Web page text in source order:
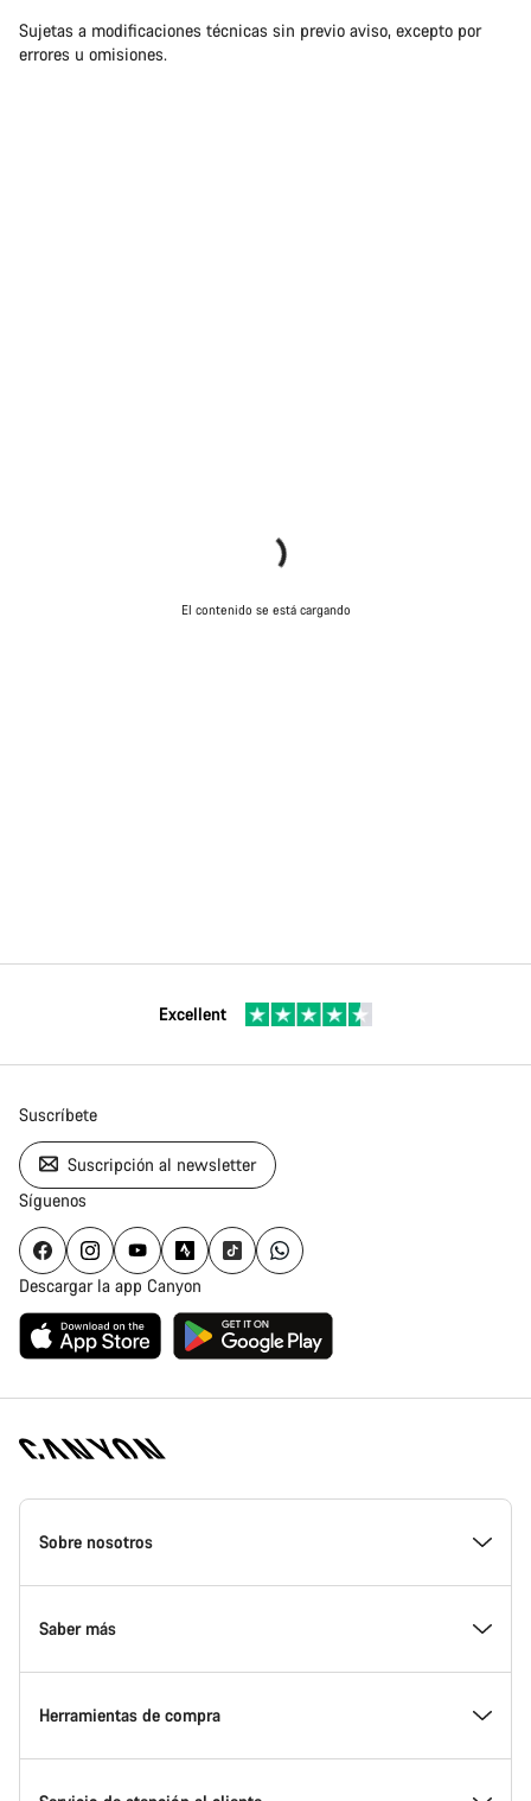
responsabilidades
Sujetas a modificaciones técnicas sin previo aviso, excepto por
errores u omisiones.
El contenido se está cargando
Excellent
Suscríbete
Suscripción al newsletter
Síguenos
Descargar la app Canyon
Canyon
Homepage
Sobre nosotros
Conoce Canyon
Innovación en Canyon
Saber más
Eventos
Herramientas de compra